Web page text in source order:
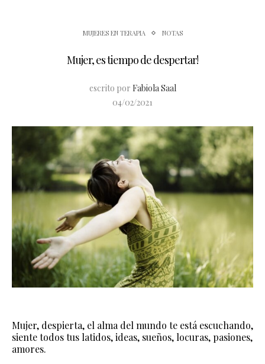
MUJERES EN TERAPIA NOTAS
Mujer, es tiempo de despertar!
escrito por Fabiola Saal
04/02/2021
Mujer, despierta, el alma del mundo te está escuchando,
siente todos tus latidos, ideas, sueños, locuras, pasiones,
amores.